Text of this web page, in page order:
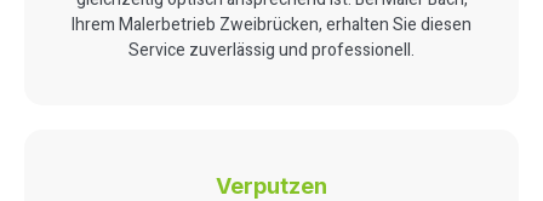
Ihrem Malerbetrieb Zweibrücken, erhalten Sie diesen
Service zuverlässig und professionell.
Verputzen